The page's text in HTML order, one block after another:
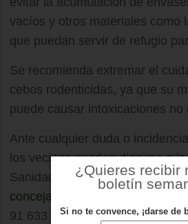
vacíos y otros materiales como
que puedan servir de refugio
Se recomienda extremar el
cebos rodenticidas, ya que su
puede causar intoxicaciones no
Ante cualquier duda o
los vecinos pueden dirigirse a
Sanidad a través del correo
91 633 48 32.
¿Quieres recibir
boletín
Si no te convence, ¡darse de